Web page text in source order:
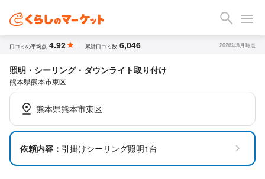
口コミの平均点 4.92 累計口コミ数 6,046 2026年8月時点
照明・シーリング・ダウンライト取り付け
熊本県熊本市東区
熊本県熊本市東区
依頼内容： 引掛けシーリング照明1台